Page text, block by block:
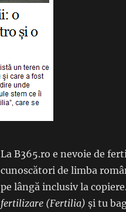
La B365.ro e nevoie de
cunoscători de limba
pe lângă inclusiv la
fertilizare (Fertilia) și tu